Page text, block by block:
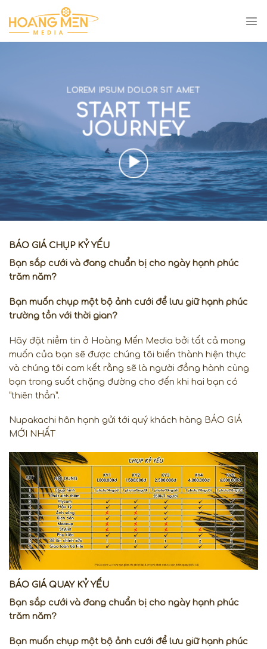
content
LOREM IPSUM DOLOR SIT AMET
START THE
JOURNEY
BÁO GIÁ CHỤP KỶ YẾU
Bạn sắp cưới và đang chuẩn bị cho ngày hạnh phúc
trăm năm?
Bạn muốn chụp một bộ ảnh cưới để lưu giữ hạnh phúc
trường tồn với thời gian?
Hãy đặt niềm tin ở Hoàng Mến Media bởi tất cả mong
muốn của bạn sẽ được chúng tôi biến thành hiện thực
và chúng tôi cam kết rằng sẽ là người đồng hành cùng
bạn trong suốt chặng đường cho đến khi hai bạn có
“thiên thần”.
Nupakachi hân hạnh gửi tới quý khách hàng BÁO GIÁ
MỚI NHẤT
BÁO GIÁ QUAY KỶ YẾU
Bạn sắp cưới và đang chuẩn bị cho ngày hạnh phúc
trăm năm?
Bạn muốn chụp một bộ ảnh cưới để lưu giữ hạnh phúc